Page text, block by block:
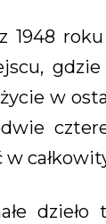
1948
w
w